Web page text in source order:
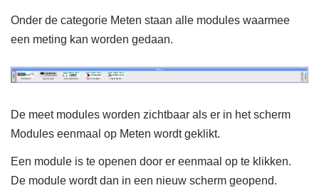
Onder de categorie Meten staan alle modules waarmee
een meting kan worden gedaan.
De meet modules worden zichtbaar als er in het scherm
Modules eenmaal op Meten wordt geklikt.
Een module is te openen door er eenmaal op te klikken.
De module wordt dan in een nieuw scherm geopend.